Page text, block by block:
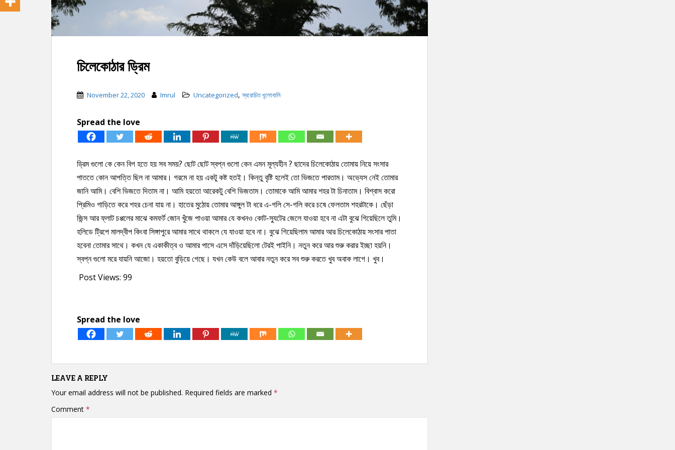
চিলেকোঠার ড্রিম
November 22, 2020 Imrul Uncategorized,স্বরোচিত ধূলোবালি
Spread the love
ড্রিম গুলো কে কেন বিগ হতে হয় সব সময়? ছোট ছোট স্বপ্ন গুলো কেন এমন মূল্যহীন ? ছাদের চিলেকোঠায় তোমায় নিয়ে সংসার
পাততে কোন আপত্তি ছিল না আমার। গরমে না হয় একটু কষ্ট হতই। কিন্তু বৃষ্টি হলেই তো ভিজতে পারতাম। অভ্যেস নেই তোমার
জানি আমি। বেশি ভিজতে দিতাম না। আমি হয়তো আরেকটু বেশি ভিজতাম। তোমাকে আমি আমার শহর টা চিনাতাম। বিশ্বাস করো
প্রিমিও গাড়িতে করে শহর চেনা যায় না। হাতের মুঠোয় তোমার আঙ্গুল টা ধরে এ-গলি সে-গলি করে চষে ফেলতাম শহরটাকে। ছেঁড়া
জিন্স আর ফ্লাট চপ্পলের মাঝে কমফর্ট জোন খুঁজে পাওয়া আমার যে কখনও কোট-স্যুটের জেলে যাওয়া হবে না এটা বুঝে গিয়েছিলে তুমি।
হলিডে ট্রিপে মালদ্বীপ কিংবা সিঙ্গাপুরে আমার সাথে থাকলে যে যাওয়া হবে না। বুঝে গিয়েছিলাম আমার আর চিলেকোঠায় সংসার পাতা
হবেনা তোমার সাথে। কখন যে একাকীত্ব ও আমার পাসে এসে দাঁড়িয়েছিলো টেরই পাইনি। নতুন করে আর শুরু করার ইচ্ছা হয়নি।
স্বপ্ন গুলো মরে যায়নি আজো। হয়তো বুড়িয়ে গেছে। যখন কেউ বলে আবার নতুন করে সব শুরু করতে খুব অবাক লাগে। খুব।
Post Views: 99
Spread the love
LEAVE A REPLY
Your email address will not be published. Required fields are marked *
Comment *